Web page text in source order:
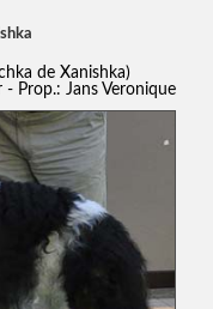
de Xanishka)
Prop.: Jans Veronique